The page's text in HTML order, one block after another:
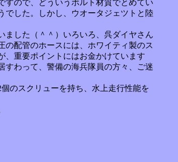
すので、どういうボルト材質でとめてい
でした。しかし、ウオータジェツトと陸
した（＾＾）いろいろ、呉ダイヤさん
配管のホースには、ホワイティ製のス
、重要ポイントにはお金かけています
すわって、警備の海兵隊員の方々、ご迷
のスクリューを持ち、水上走行性能を
。